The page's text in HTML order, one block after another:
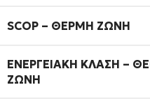
SCOP – ΘΕΡΜΉ ΖΏΝΗ
EΝΕΡΓΕΙΑΚΉ ΚΛΆΣΗ –
ΖΏΝΗ